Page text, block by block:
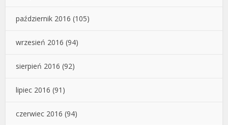
październik 2016 (105)
wrzesień 2016 (94)
sierpień 2016 (92)
lipiec 2016 (91)
czerwiec 2016 (94)